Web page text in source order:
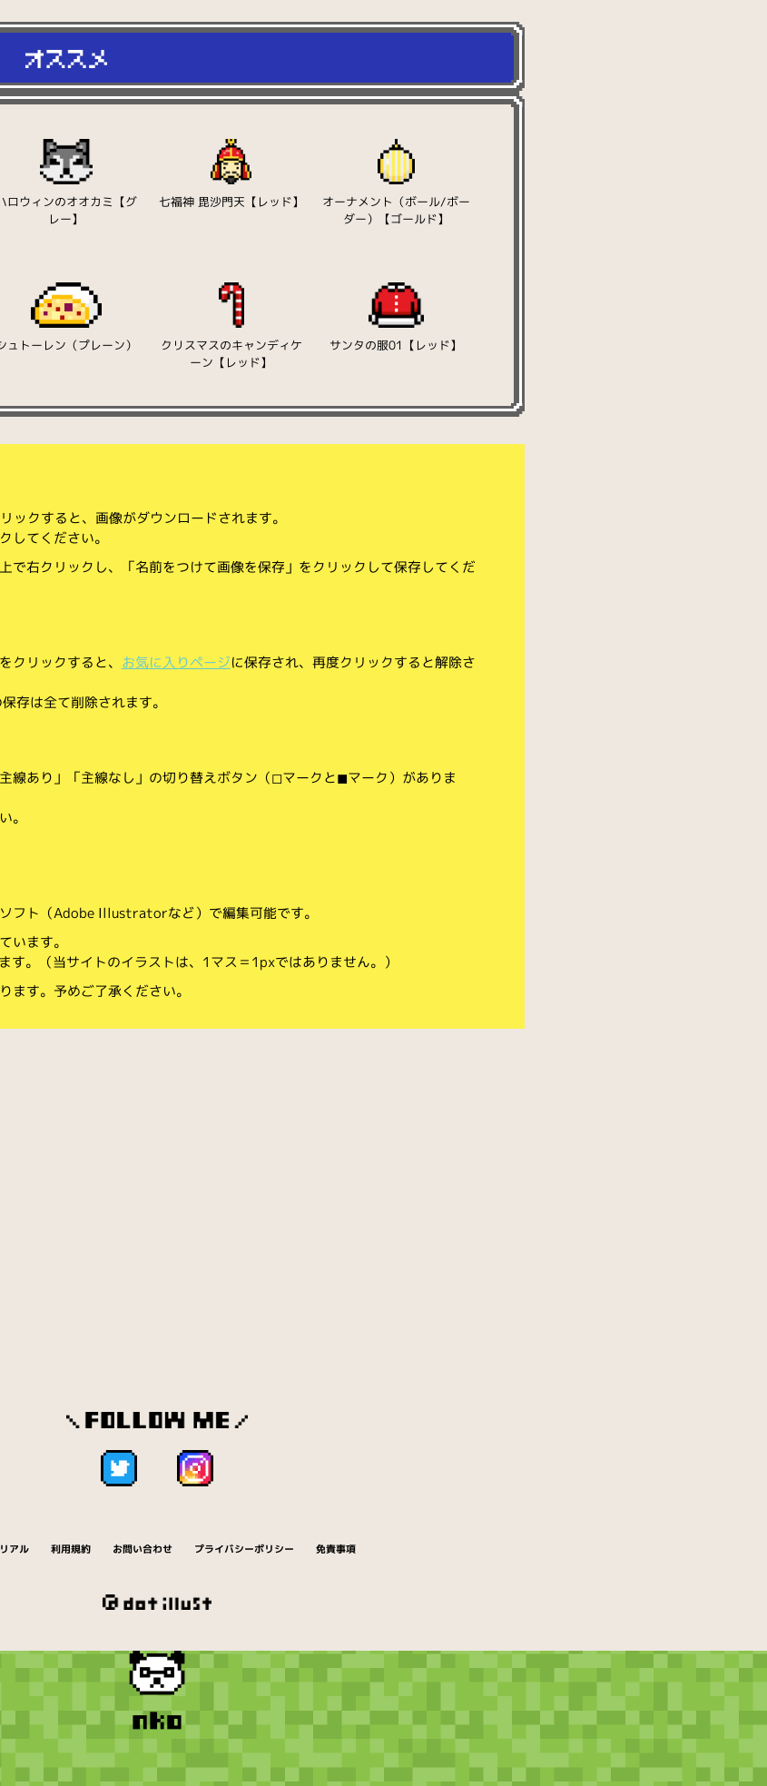
ロウィンのオオカミ【グ
レー】
七福神 毘沙門天【レッド】
オーナメント（ボール/ボー
ダー）【ゴールド】
ュトーレン（プレーン）
クリスマスのキャンディケ
ーン【レッド】
サンタの服01【レッド】
ックすると、画像がダウンロードされます。
してください。
で右クリックし、「名前をつけて画像を保存」をクリックして保存してくだ
クリックすると、 お気に入りページに保存され、再度クリックすると解除さ
存は全て削除されます。
線あり」「主線なし」の切り替えボタン（◻︎マークと◼︎マーク）がありま
。
フト（Adobe Illustratorなど）で編集可能です。
います。
。（当サイトのイラストは、1マス＝1pxではありません。）
ます。予めご了承ください。
アル 利用規約 お問い合わせ プライバシーポリシー 免責事項